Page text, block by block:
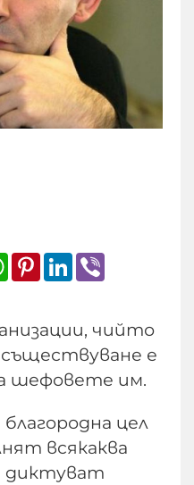
WhatsApp
Pinterest
LinkedIn
чийто
съществуване е
шефовете им.
цел
всякаква
диктуват